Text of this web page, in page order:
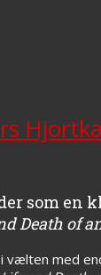
som
Death of
i vælten med